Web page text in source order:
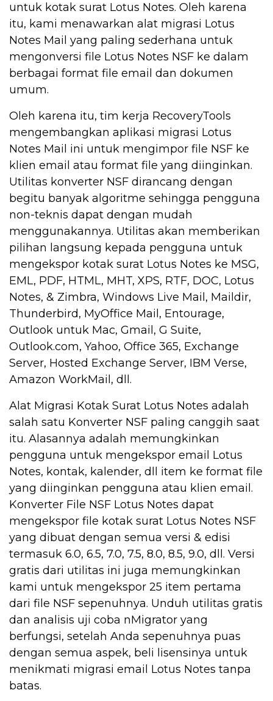
untuk kotak surat Lotus Notes. Oleh karena
itu, kami menawarkan alat migrasi Lotus
Notes Mail yang paling sederhana untuk
mengonversi file Lotus Notes NSF ke dalam
berbagai format file email dan dokumen
umum.
Oleh karena itu, tim kerja RecoveryTools
mengembangkan aplikasi migrasi Lotus
Notes Mail ini untuk mengimpor file NSF ke
klien email atau format file yang diinginkan.
Utilitas konverter NSF dirancang dengan
begitu banyak algoritme sehingga pengguna
non-teknis dapat dengan mudah
menggunakannya. Utilitas akan memberikan
pilihan langsung kepada pengguna untuk
mengekspor kotak surat Lotus Notes ke MSG,
EML, PDF, HTML, MHT, XPS, RTF, DOC, Lotus
Notes, & Zimbra, Windows Live Mail, Maildir,
Thunderbird, MyOffice Mail, Entourage,
Outlook untuk Mac, Gmail, G Suite,
Outlook.com, Yahoo, Office 365, Exchange
Server, Hosted Exchange Server, IBM Verse,
Amazon WorkMail, dll.
Alat Migrasi Kotak Surat Lotus Notes adalah
salah satu Konverter NSF paling canggih saat
itu. Alasannya adalah memungkinkan
pengguna untuk mengekspor email Lotus
Notes, kontak, kalender, dll item ke format file
yang diinginkan pengguna atau klien email.
Konverter File NSF Lotus Notes dapat
mengekspor file kotak surat Lotus Notes NSF
yang dibuat dengan semua versi & edisi
termasuk 6.0, 6.5, 7.0, 7.5, 8.0, 8.5, 9.0, dll. Versi
gratis dari utilitas ini juga memungkinkan
kami untuk mengekspor 25 item pertama
dari file NSF sepenuhnya. Unduh utilitas gratis
dan analisis uji coba nMigrator yang
berfungsi, setelah Anda sepenuhnya puas
dengan semua aspek, beli lisensinya untuk
menikmati migrasi email Lotus Notes tanpa
batas.